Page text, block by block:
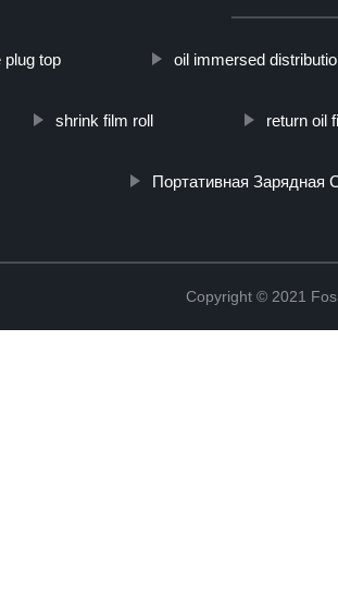
plug top oil immersed
shrink film roll return oil
Портативная Зарядная
Copyright © 2021